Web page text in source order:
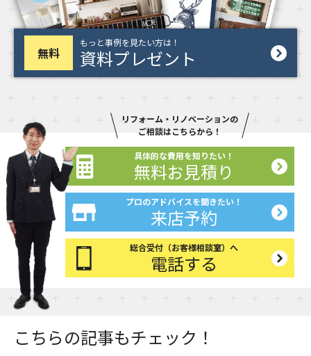
無料
もっと事例を見たい方は！
資料プレゼント
リフォーム・リノベーションの
ご相談はこちらから！
具体的な費用を知りたい！
無料お見積り
プロのアドバイスを聞きたい！
来店予約
総合受付（お客様相談室）へ
電話する
こちらの記事もチェック！